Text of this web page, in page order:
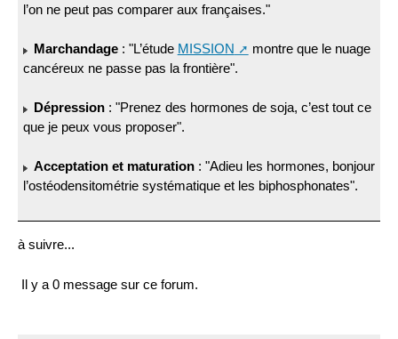
l’on ne peut pas comparer aux françaises."
Marchandage: "L’étude MISSION
montre que le nuage
cancéreux ne passe pas la frontière".
Dépression: "Prenez des hormones de soja, c’est tout ce
que je peux vous proposer".
Acceptation et maturation: "Adieu les hormones, bonjour
l’ostéodensitométrie systématique et les biphosphonates".
à suivre...
Il y a 0 message sur ce forum.